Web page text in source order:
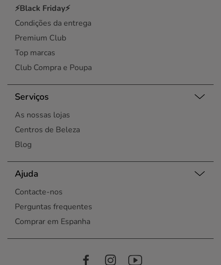
⚡Black Friday⚡
Condições da entrega
Premium Club
Top marcas
Club Compra e Poupa
Serviços
As nossas lojas
Centros de Beleza
Blog
Ajuda
Contacte-nos
Perguntas frequentes
Comprar em Espanha